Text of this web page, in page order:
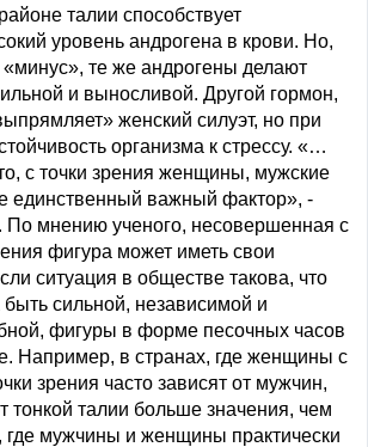
талии способствует
уровень андрогена в крови. Но,
«минус», те же андрогены делают
и выносливой. Другой гормон,
женский силуэт, но при
организма к стрессу. «…
с точки зрения женщины, мужские
единственный важный фактор», -
мнению ученого, несовершенная с
фигура может иметь свои
ситуация в обществе такова, что
сильной, независимой и
фигуры в форме песочных часов
Например, в странах, где женщины с
зрения часто зависят от мужчин,
талии больше значения, чем
где мужчины и женщины практически